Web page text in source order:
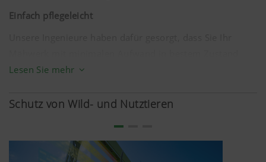
Einfach pflegeleicht
halten können. Lange Schmierintervalle und gute
Ihnen eine effiziente Nutzung der oft sehr kurzen
Durch die großzügige und einfach bedienbare Schutz-
klappung ist die Zugänglichkeit zu den Mähtrommeln
Lesen Sie mehr
Schutz von Wild- und Nutztieren